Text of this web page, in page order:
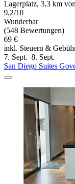
Lagerplatz, 3,3 km
9,2/10
Wunderbar
(548 Bewertungen)
69 €
inkl. Steuern &
7. Sept.–8. Sept.
San Diego Suites